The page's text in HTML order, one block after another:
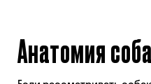
Анатомия